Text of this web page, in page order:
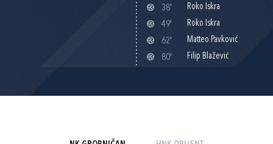
38'
Roko Iskra
49'
Roko Iskra
62'
Matteo Pavković
80'
Filip Blažević